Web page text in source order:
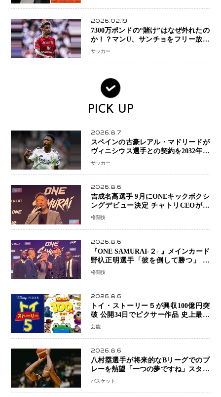
2026.02.19
7300万ポンドの“賭け”はなぜ外れたの
か！？マンU、サンチョをフリー放出
へ・・・補強戦略の転換点に
サッカー
PICK UP
2026.8.7
スペインの古豪レアル・マドリードが
ヴィニシウス選手との契約を2032年ま
で延長 長期交渉が決着 年俸は約43億
サッカー
2026.8.6
吉成名高選手 9月にONEキックボクシ
ングデビュー決定 チャトリCEOがサ
プライズ発表 2カ月連続参戦へ
格闘技
2026.8.6
『ONE SAMURAI-２- 』メインカード
野杁正明選手「彼を倒して勝つ」 リ
ウ・メンヤンとの因縁に決着へ 再起
初戦
格闘技
2026.8.6
トイ・ストーリー５が興収100億円突
破 公開34日でピクサー作品 史上最速
日本歴代シリーズ最高更新も目前
芸能
2026.8.6
八村塁選手が将来的なBリーグでのプ
レーを熱望「一つの夢ですね」スター
帰還がリーグ価値を押し上げる可能性
バスケット